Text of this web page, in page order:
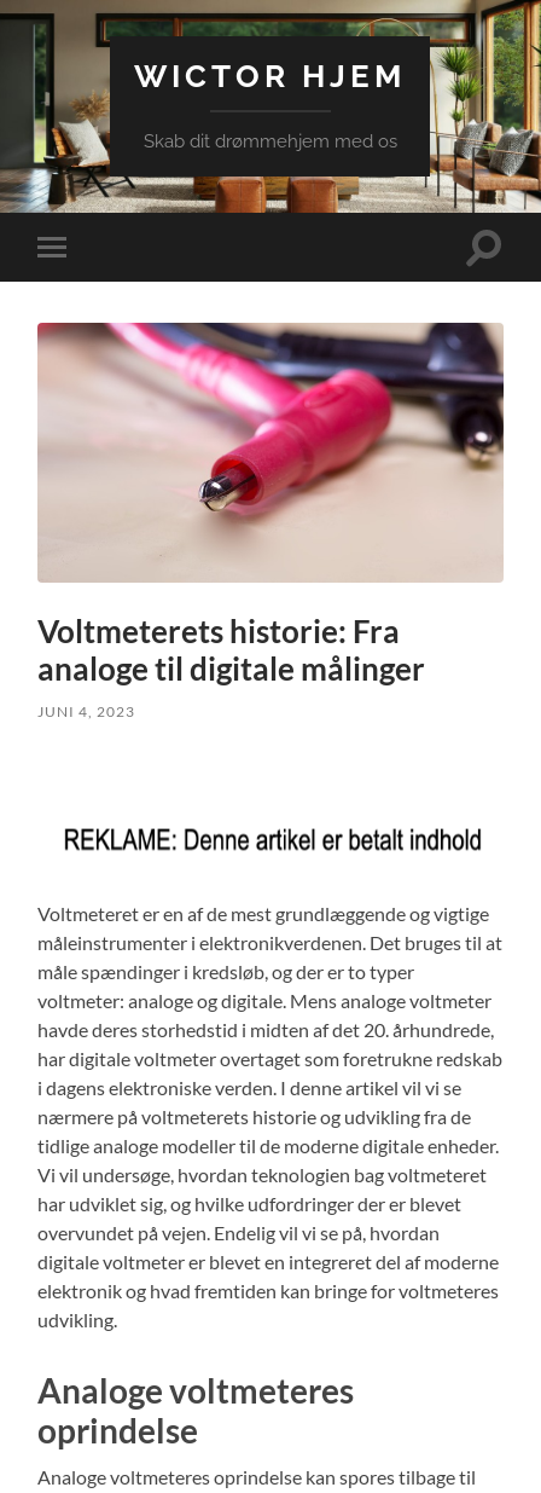
WICTOR HJEM
Skab dit drømmehjem med os
Toggle
mobile
Toggle
Voltmeterets historie: Fra
analoge til digitale målinger
JUNI 4, 2023
Voltmeteret er en af de mest grundlæggende og vigtige
måleinstrumenter i elektronikverdenen. Det bruges til at
måle spændinger i kredsløb, og der er to typer
voltmeter: analoge og digitale. Mens analoge voltmeter
havde deres storhedstid i midten af det 20. århundrede,
har digitale voltmeter overtaget som foretrukne redskab
i dagens elektroniske verden. I denne artikel vil vi se
nærmere på voltmeterets historie og udvikling fra de
tidlige analoge modeller til de moderne digitale enheder.
Vi vil undersøge, hvordan teknologien bag voltmeteret
har udviklet sig, og hvilke udfordringer der er blevet
overvundet på vejen. Endelig vil vi se på, hvordan
digitale voltmeter er blevet en integreret del af moderne
elektronik og hvad fremtiden kan bringe for voltmeteres
udvikling.
Analoge voltmeteres
oprindelse
Analoge voltmeteres oprindelse kan spores tilbage til